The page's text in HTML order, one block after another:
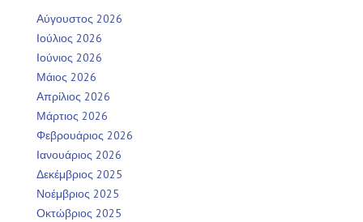
Αύγουστος 2026
Ιούλιος 2026
Ιούνιος 2026
Μάιος 2026
Απρίλιος 2026
Μάρτιος 2026
Φεβρουάριος 2026
Ιανουάριος 2026
Δεκέμβριος 2025
Νοέμβριος 2025
Οκτώβριος 2025